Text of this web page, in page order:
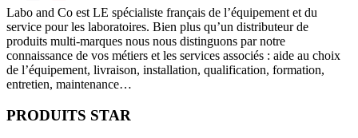
Labo and Co est LE spécialiste français de l’équipement et du
service pour les laboratoires. Bien plus qu’un distributeur de
produits multi-marques nous nous distinguons par notre
connaissance de vos métiers et les services associés : aide au choix
de l’équipement, livraison, installation, qualification, formation,
entretien, maintenance…
PRODUITS STAR